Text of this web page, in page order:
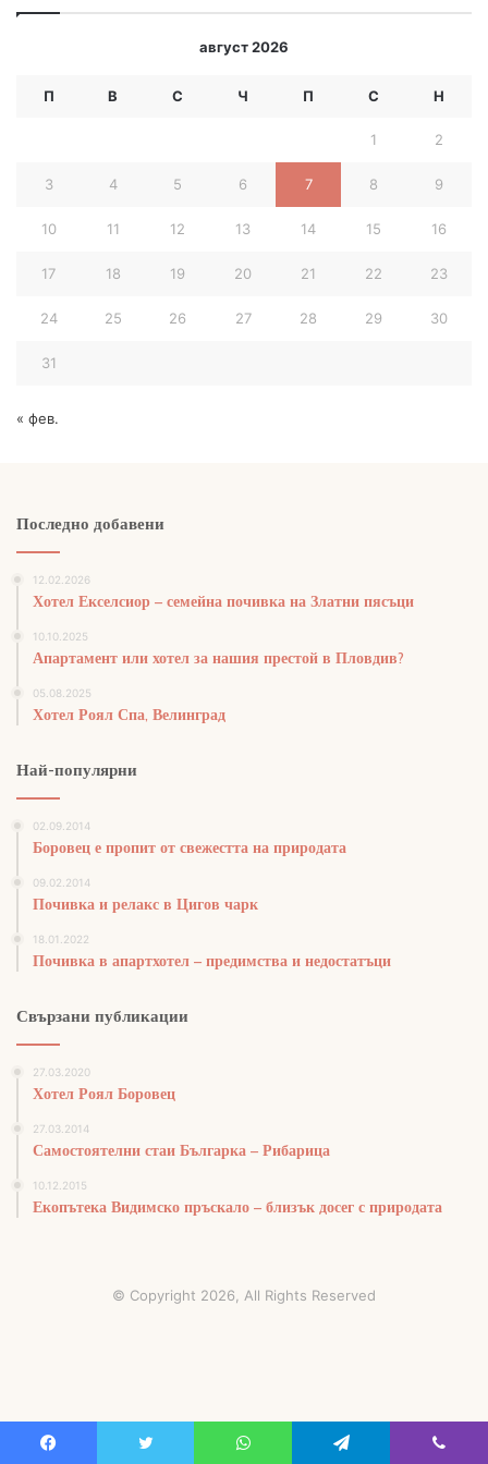
на сгради в околността и представлява уникален
Апартаментен комплекс в Банско до кабинковия лифт е
функционалност и многотоние.
август 2026
П В С Ч П С Н
1 2
3 4 5 6 7 8 9
10 11 12 13 14 15 16
17 18 19 20 21 22 23
24 25 26 27 28 29 30
31
« фев.
Последно добавени
12.02.2026
Хотел Екселсиор – семейна почивка на Златни пясъци
10.10.2025
Апартамент или хотел за нашия престой в Пловдив?
05.08.2025
Хотел Роял Спа, Велинград
Най-популярни
02.09.2014
Боровец е пропит от свежестта на природата
09.02.2014
Почивка и релакс в Цигов чарк
18.01.2022
Почивка в апартхотел – предимства и недостатъци
Свързани публикации
27.03.2020
Хотел Роял Боровец
27.03.2014
Самостоятелни стаи Българка – Рибарица
10.12.2015
Екопътека Видимско пръскало – близък досег с природата
© Copyright 2026, All Rights Reserved